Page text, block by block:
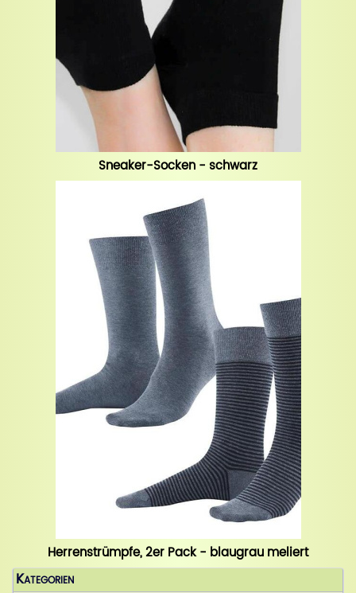
Sneaker-Socken - schwarz
Herrenstrümpfe, 2er Pack - blaugrau meliert
Kategorien